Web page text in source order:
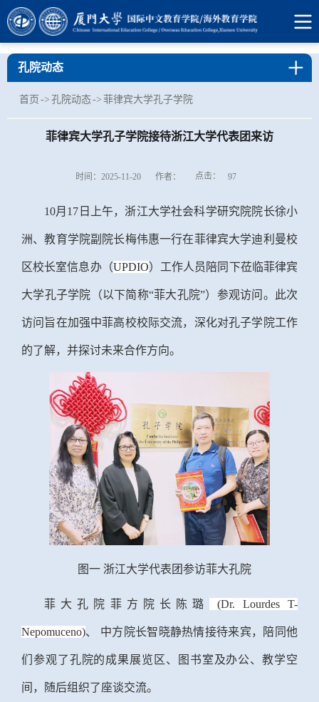
孔院动态
首页 -> 孔院动态-> 菲律宾大学孔子学院
菲律宾大学孔子学院接待浙江大学代表团来访
时间：2025-11-20 作者： 点击： 97
10月17日上午，浙江大学社会科学研究院院长徐小
洲、教育学院副院长梅伟惠一行在菲律宾大学迪利曼校
区校长室信息办（UPDIO）工作人员陪同下莅临菲律宾
大学孔子学院（以下简称“菲大孔院”）参观访问 。 此次
访问旨在加强中菲高校校际交流，深化对孔子学院工作
的了解，并探讨未来合作方向。
图一 浙江大学代表团参访菲大孔院
菲大孔院菲方院长陈璐 (Dr. Lourdes T-
Nepomuceno)、 中方院长智晓静热情接待来宾， 陪同他
们参观了孔院的成果展览区、图书室及办公、教学空
间，随后组织了座谈交流。